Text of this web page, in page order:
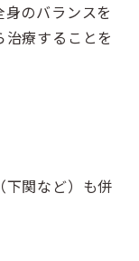
のバランスを
療することを
下関など）も併